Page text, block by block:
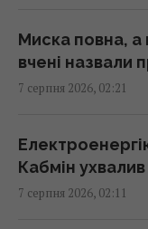
Як вибратися з
названо
01:23 п'ятниця, 07
"Достатньо,
Миска повна, а
вчені назвали
7 серпня 2026, 02:21
Кабмін
7 серпня 2026, 02:11